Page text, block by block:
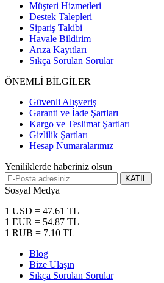
Müşteri Hizmetleri
Destek Talepleri
Sipariş Takibi
Havale Bildirim
Arıza Kayıtları
Sıkça Sorulan Sorular
ÖNEMLİ BİLGİLER
Güvenli Alışveriş
Garanti ve İade Şartları
Kargo ve Teslimat Şartları
Gizlilik Şartları
Hesap Numaralarımız
Yeniliklerde haberiniz olsun
KATIL
Sosyal Medya
1 USD = 47.61 TL
1 EUR = 54.87 TL
1 RUB = 7.10 TL
Blog
Bize Ulaşın
Sıkça Sorulan Sorular